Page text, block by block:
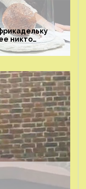
никто